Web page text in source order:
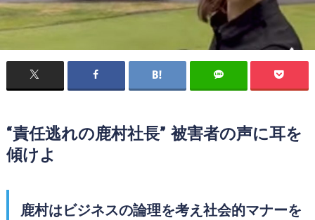
“責任逃れの鹿村社長” 被害者の声に耳を
傾けよ
鹿村はビジネスの論理を考え社会的マナーを